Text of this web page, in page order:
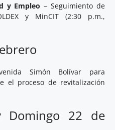
y Empleo – Seguimiento de
y MinCIT (2:30 p.m.,
Simón Bolívar para
el proceso de revitalización
Domingo 22 de